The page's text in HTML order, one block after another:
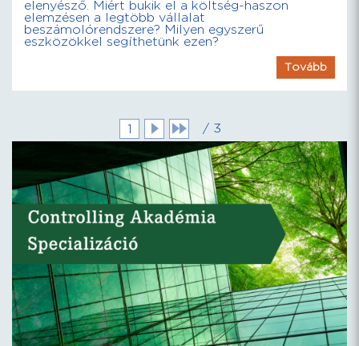
elenyésző. Miért bukik el a költség-haszon
elemzésen a legtöbb vállalat
beszámolórendszere? Milyen egyszerű
eszközökkel segíthetünk ezen?
Tovább
1 / 3